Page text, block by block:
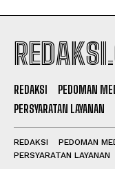
REDAKSI PEDOMAN
PERSYARATAN LAYANAN
REDAKSI PEDOMAN
PERSYARATAN LAYANAN